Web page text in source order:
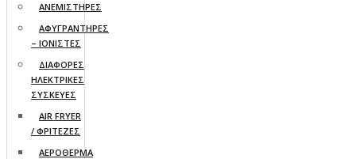
ΑΝΕΜΙΣΤΗΡΕΣ
ΑΦΥΓΡΑΝΤΗΡΕΣ
– ΙΟΝΙΣΤΕΣ
ΔΙΑΦΟΡΕΣ
ΗΛΕΚΤΡΙΚΕΣ
ΣΥΣΚΕΥΕΣ
AIR FRYER
/ ΦΡΙΤΕΖΕΣ
ΑΕΡΟΘΕΡΜΑ